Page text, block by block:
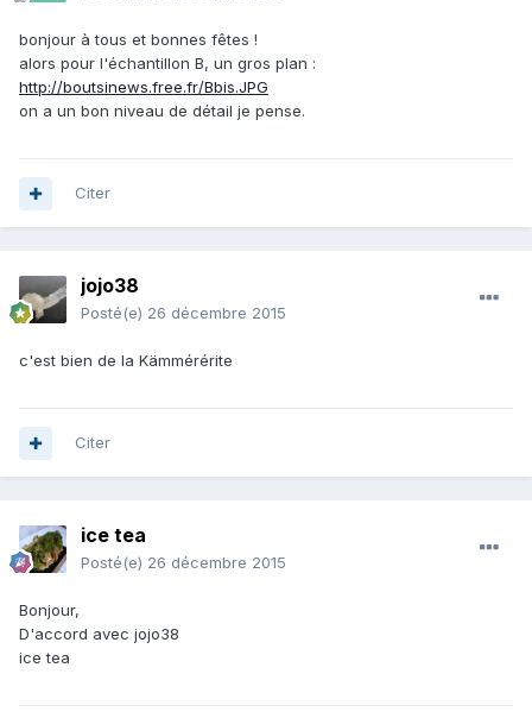
bonjour à tous et bonnes fêtes !
alors pour l'échantillon B, un gros plan :
http://boutsinews.free.fr/Bbis.JPG
on a un bon niveau de détail je pense.
Citer
jojo38
Posté(e) 26 décembre 2015
c'est bien de la Kämmérérite
Citer
ice tea
Posté(e) 26 décembre 2015
Bonjour,
D'accord avec jojo38
ice tea